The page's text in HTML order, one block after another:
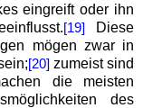
eingreift oder ihn
[19]Diese
mögen zwar in
[20] zumeist sind
die meisten
des